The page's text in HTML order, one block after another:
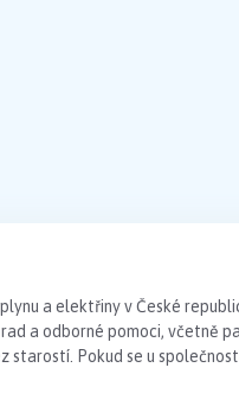
a elektřiny v České
a odborné pomoci, včetně
starostí. Pokud se u